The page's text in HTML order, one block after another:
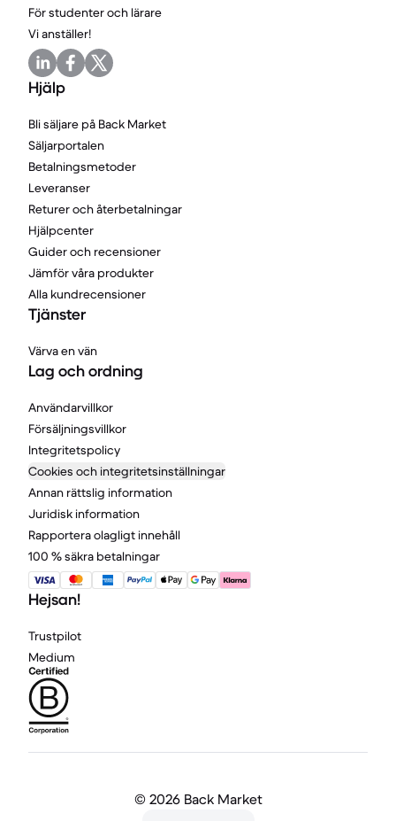
För studenter och lärare
Vi anställer!
Hjälp
Bli säljare på Back Market
Säljarportalen
Betalningsmetoder
Leveranser
Returer och återbetalningar
Hjälpcenter
Guider och recensioner
Jämför våra produkter
Alla kundrecensioner
Tjänster
Värva en vän
Lag och ordning
Användarvillkor
Försäljningsvillkor
Integritetspolicy
Cookies och integritetsinställningar
Annan rättslig information
Juridisk information
Rapportera olagligt innehåll
100 % säkra betalningar
Hejsan!
Trustpilot
Medium
© 2026 Back Market